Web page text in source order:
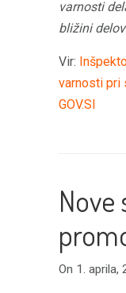
varnosti
bližini
Vir:
varnosti pri
GOV.SI
Nove
On 1. aprila,